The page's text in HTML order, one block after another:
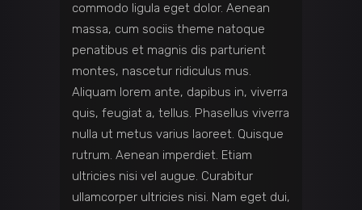
commodo ligula eget dolor. Aenean
massa, cum sociis theme natoque
penatibus et magnis dis parturient
montes, nascetur ridiculus mus.
Aliquam lorem ante, dapibus in, viverra
quis, feugiat a, tellus. Phasellus viverra
nulla ut metus varius laoreet. Quisque
rutrum. Aenean imperdiet. Etiam
ultricies nisi vel augue. Curabitur
ullamcorper ultricies nisi. Nam eget dui,